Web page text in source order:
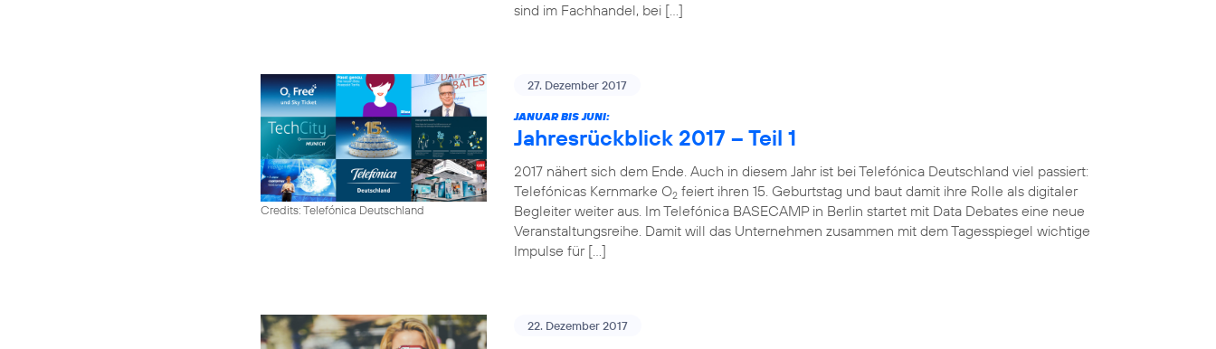
sind im Fachhandel, bei […]
Credits: Telefónica Deutschland
27. Dezember 2017
JANUAR BIS JUNI:
Jahresrückblick 2017 – Teil 1
2017 nähert sich dem Ende. Auch in diesem Jahr ist bei Telefónica Deutschland viel passiert:
Telefónicas Kernmarke O2 feiert ihren 15. Geburtstag und baut damit ihre Rolle als digitaler
Begleiter weiter aus. Im Telefónica BASECAMP in Berlin startet mit Data Debates eine neue
Veranstaltungsreihe. Damit will das Unternehmen zusammen mit dem Tagesspiegel wichtige
Impulse für […]
22. Dezember 2017